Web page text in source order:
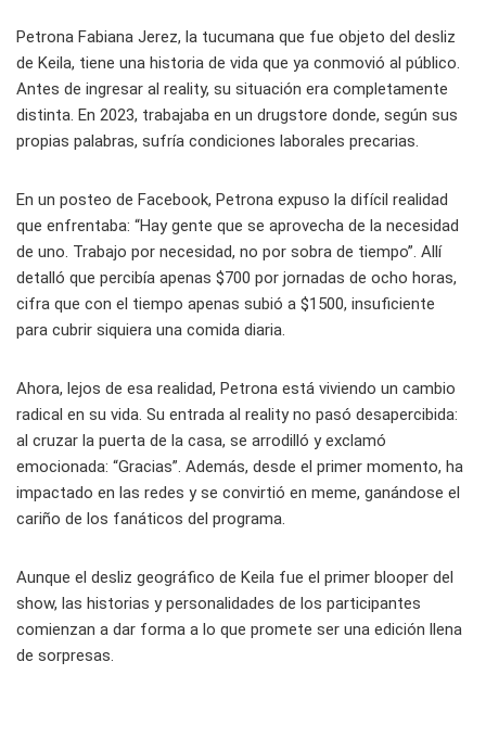
Petrona Fabiana Jerez, la tucumana que fue objeto del desliz
de Keila, tiene una historia de vida que ya conmovió al público.
Antes de ingresar al reality, su situación era completamente
distinta. En 2023, trabajaba en un drugstore donde, según sus
propias palabras, sufría condiciones laborales precarias.
En un posteo de Facebook, Petrona expuso la difícil realidad
que enfrentaba: “Hay gente que se aprovecha de la necesidad
de uno. Trabajo por necesidad, no por sobra de tiempo”. Allí
detalló que percibía apenas $700 por jornadas de ocho horas,
cifra que con el tiempo apenas subió a $1500, insuficiente
para cubrir siquiera una comida diaria.
Ahora, lejos de esa realidad, Petrona está viviendo un cambio
radical en su vida. Su entrada al reality no pasó desapercibida:
al cruzar la puerta de la casa, se arrodilló y exclamó
emocionada: “Gracias”. Además, desde el primer momento, ha
impactado en las redes y se convirtió en meme, ganándose el
cariño de los fanáticos del programa.
Aunque el desliz geográfico de Keila fue el primer blooper del
show, las historias y personalidades de los participantes
comienzan a dar forma a lo que promete ser una edición llena
de sorpresas.